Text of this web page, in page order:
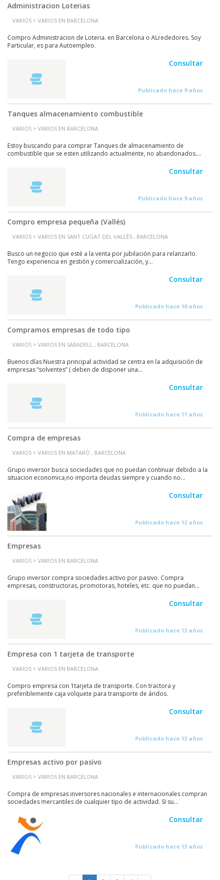
Administracion Loterias
VARIOS > VARIOS EN BARCELONA
Compro Administracion de Loteria. en Barcelona o ALrededores. Soy
Particular, es para Autoempleo.
Consultar
Publicado hace 9 años
Tanques almacenamiento combustible
VARIOS > VARIOS EN BARCELONA
Estoy buscando para comprar Tanques de almacenamiento de
combustible que se esten utilizando actualmente, no abandonados....
Consultar
Publicado hace 9 años
Compro empresa pequeña (Vallés)
VARIOS > VARIOS EN SANT CUGAT DEL VALLÈS , BARCELONA
Busco un negocio que esté a la venta por jubilación para relanzarlo.
Tengo experiencia en gestión y comercialización, y...
Consultar
Publicado hace 10 años
Compramos empresas de todo tipo
VARIOS > VARIOS EN SABADELL , BARCELONA
Buenos días Nuestra principal actividad se centra en la adquisición de
empresas “solventes” ( deben de disponer una...
Consultar
Publicado hace 11 años
Compra de empresas
VARIOS > VARIOS EN MATARÓ , BARCELONA
Grupo inversor busca sociedades que no puedan continuar debido a la
situacion economica,no importa deudas siempre y cuando no...
Consultar
Publicado hace 12 años
Empresas
VARIOS > VARIOS EN BARCELONA
Grupo inversor compra sociedades activo por pasivo. Compra
empresas, constructoras, promotoras, hoteles, etc. que no puedan...
Consultar
Publicado hace 13 años
Empresa con 1 tarjeta de transporte
VARIOS > VARIOS EN BARCELONA
Compro empresa con 1tarjeta de transporte. Con tractora y
preferiblemente caja volquete para transporte de áridos.
Consultar
Publicado hace 13 años
Empresas activo por pasivo
VARIOS > VARIOS EN BARCELONA
Compra de empresas inversores nacionales e internacionales compran
sociedades mercantiles de cualquier tipo de actividad. SI su...
Consultar
Publicado hace 13 años